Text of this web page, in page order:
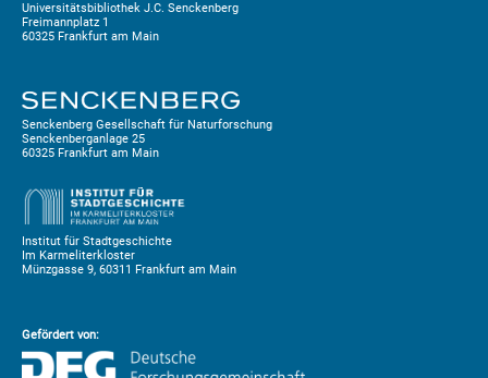
Universitätsbibliothek J.C. Senckenberg
Freimannplatz 1
60325 Frankfurt am Main
Senckenberg Gesellschaft für Naturforschung
Senckenberganlage 25
60325 Frankfurt am Main
Institut für Stadtgeschichte
Im Karmeliterkloster
Münzgasse 9, 60311 Frankfurt am Main
Gefördert von: